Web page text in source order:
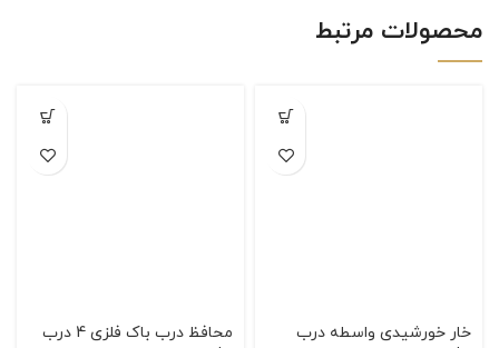
محصولات مرتبط
خار خورشیدی واسطه درب
محافظ درب باک فلزی 4 درب